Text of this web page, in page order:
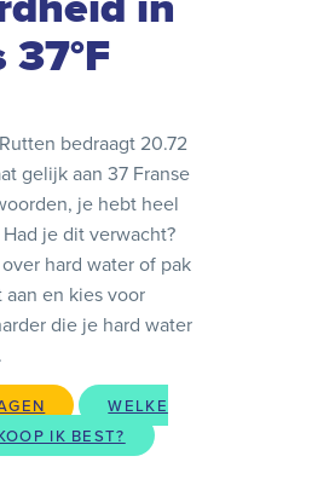
bedraagt 20.72
gelijk aan 37 Franse
je hebt heel
je dit verwacht?
hard water of pak
en kies voor
die je hard water
WELKE
IK BEST?